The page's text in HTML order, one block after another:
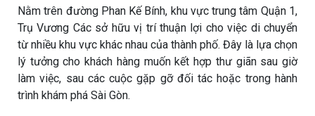
Nằm trên đường Phan Kế Bính, khu vực trung tâm Quận 1,
Trụ Vương Các sở hữu vị trí thuận lợi cho việc di chuyển
từ nhiều khu vực khác nhau của thành phố. Đây là lựa chọn
lý tưởng cho khách hàng muốn kết hợp thư giãn sau giờ
làm việc, sau các cuộc gặp gỡ đối tác hoặc trong hành
trình khám phá Sài Gòn.